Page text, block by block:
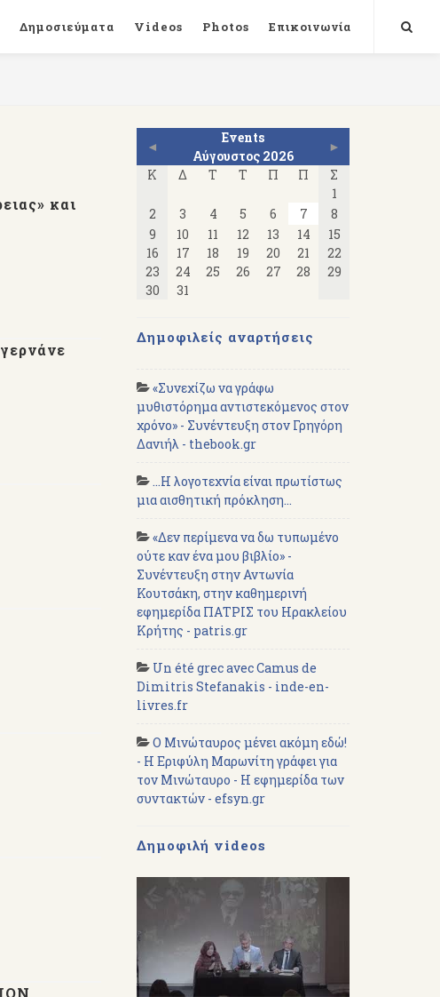
Δημοσιεύματα Videos Photos Επικοινωνία
και
◄
Events
Αύγουστος 2026
►
Κ
Δ Τ Τ Π Π
Σ
1
2
3 4 5 6 7
8
9
10 11 12 13 14
15
16
17 18 19 20 21
22
23
24 25 26 27 28
29
30
31
Δημοφιλείς αναρτήσεις
«Συνεχίζω να γράφω
μυθιστόρημα αντιστεκόμενος στον
χρόνο» - Συνέντευξη στον Γρηγόρη
Δανιήλ - thebook.gr
...Η λογοτεχνία είναι πρωτίστως
μια αισθητική πρόκληση...
«Δεν περίμενα να δω τυπωμένο
ούτε καν ένα μου βιβλίο» -
Συνέντευξη στην Αντωνία
Κουτσάκη, στην καθημερινή
εφημερίδα ΠΑΤΡΙΣ του Ηρακλείου
Κρήτης - patris.gr
Un été grec avec Camus de
Dimitris Stefanakis - inde-en-
livres.fr
Ο Μινώταυρος μένει ακόμη εδώ!
- Η Εριφύλη Μαρωνίτη γράφει για
τον Μινώταυρο - Η εφημερίδα των
συντακτών - efsyn.gr
Δημοφιλή videos